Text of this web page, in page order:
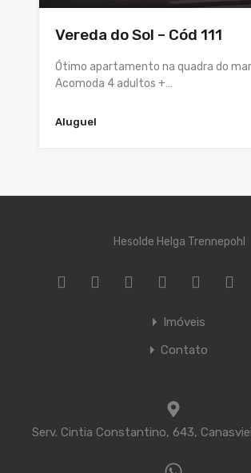
Vereda do Sol – Cód 111
Ótimo apartamento na quadra do
Acomoda 4 adultos +…
Aluguel
Hesolde Helga Trennepohl
Imóveis
Contato
Serv. Cintia Constantino, 643,